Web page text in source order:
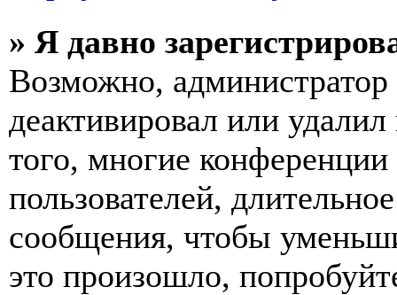
» Я давно
Возможно,
деактивировал или
того, многие
пользователей,
сообщения, чтобы
это произошло,